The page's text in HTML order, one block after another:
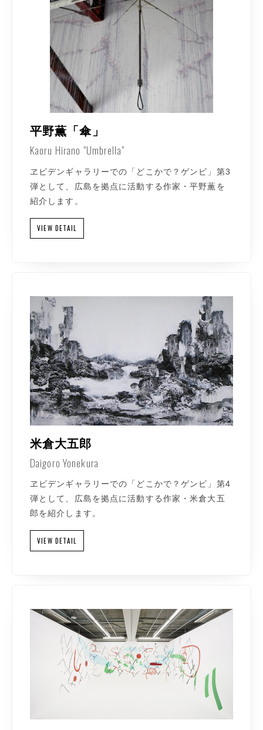
平野薫「傘」
Kaoru Hirano "Umbrella"
ヱビデンギャラリーでの「どこかで？ゲンビ」第3
弾として、広島を拠点に活動する作家・平野薫を
紹介します。
VIEW DETAIL
米倉大五郎
Daigoro Yonekura
ヱビデンギャラリーでの「どこかで？ゲンビ」第4
弾として、広島を拠点に活動する作家・米倉大五
郎を紹介します。
VIEW DETAIL